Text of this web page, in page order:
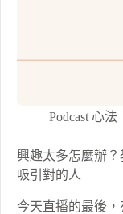
Podcast 心法
興趣太多怎麼辦？
吸引對的人
今天直播的最後